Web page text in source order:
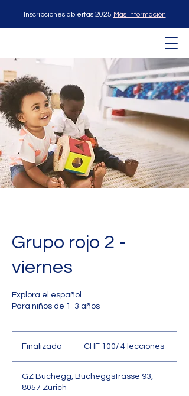
Inscripciones abiertas 2025 Más información
Grupo rojo 2 -
viernes
Explora el español
Finalizado
a
l
CHF 100/ 4 lecciones
GZ Buchegg, Bucheggstrasse 93,
8057 Zürich